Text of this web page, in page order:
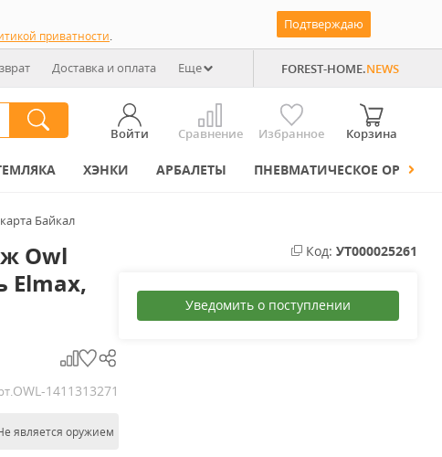
приватности.
Подтверждаю
Доставка и оплата Еще FOREST-HOME.NEWS
Войти Сравнение Избранное Корзина
ХЭНКИ АРБАЛЕТЫ ПНЕВМАТИЧЕСКОЕ ОРУЖИЕ
Байкал
Owl
Elmax,
OWL-1411313271
является оружием
Код: УТ000025261
Уведомить о поступлении